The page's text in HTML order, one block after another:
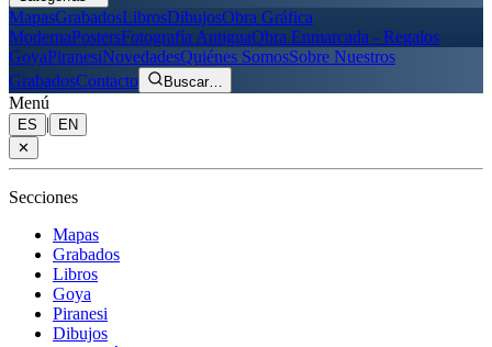
MapasGrabadosLibrosDibujosObra Gráfica
ModernaPostersFotografía AntiguaObra Enmarcada - Regalos
GoyaPiranesiNovedadesQuiénes SomosSobre Nuestros
GrabadosContacto Buscar…
Menú
ES |
EN
✕
Secciones
Mapas
Grabados
Libros
Goya
Piranesi
Dibujos